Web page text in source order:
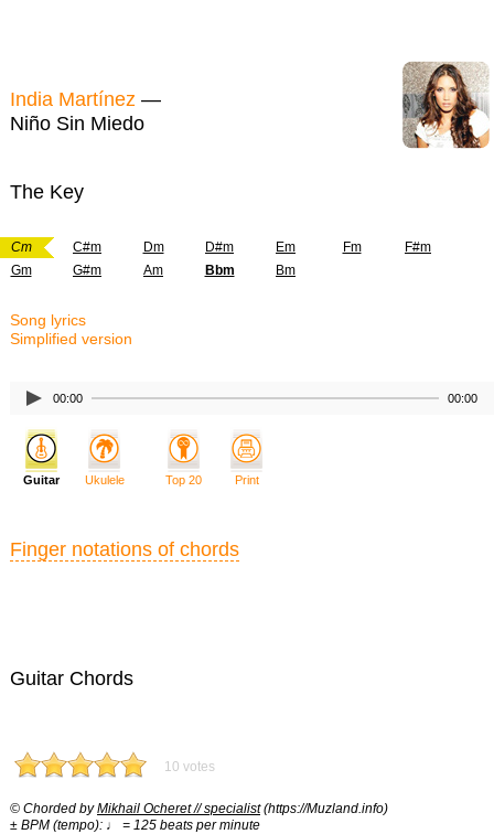
India Martínez —
Niño Sin Miedo
The Key
Cm C#m Dm D#m Em Fm
F#m
Gm
G#m Am Bbm Bm
Song lyrics
Simplified version
00:00 00:00
Guitar Chords
10 votes
© Chorded byMikhail Ocheret // specialist(https://Muzland.info)
± BPM (tempo): ♩ = 125 beats per minute
Guitar Ukulele Top 20 Print
Finger notations of chords